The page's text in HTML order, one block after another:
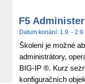
F5
Datum konání: 1.9. - 2.9.
Školení je možné
administrátory,
BIG-IP ®. Kurz
konfiguračních